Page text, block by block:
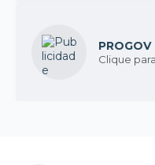
PROGOV
Clique